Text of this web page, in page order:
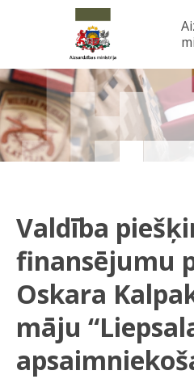
Valdība
finansējumu
Oskara
māju